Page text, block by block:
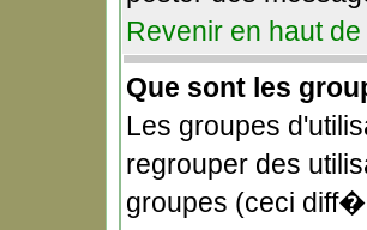
Revenir en haut
Que sont les
Les groupes
regrouper des
groupes (ceci